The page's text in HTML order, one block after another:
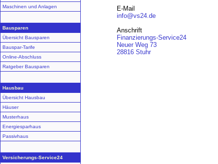
Maschinen und Anlagen
Bausparen
Übersicht Bausparen
Bauspar-Tarife
Online-Abschluss
Ratgeber Bausparen
Hausbau
Übersicht Hausbau
Häuser
Musterhaus
Energiesparhaus
Passivhaus
Versicherungs-Service24
E-Mail
info@vs24.de
Anschrift
Finanzierungs-Service24
Neuer Weg 73
28816 Stuhr